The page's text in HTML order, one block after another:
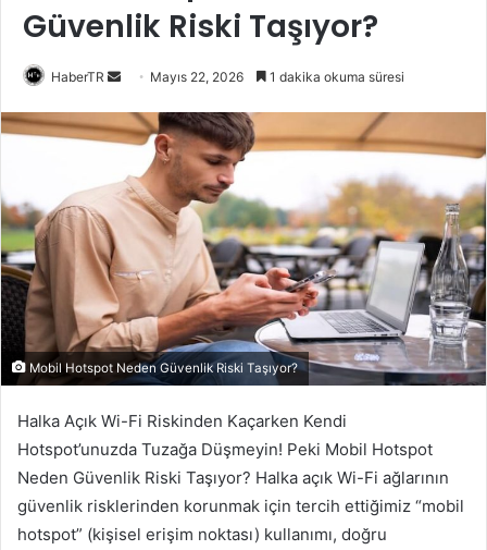
Güvenlik Riski Taşıyor?
HaberTR
Bir
posta
göndermek
Mayıs 22, 2026 1 dakika okuma süresi
Mobil Hotspot Neden Güvenlik Riski Taşıyor?
Halka Açık Wi-Fi Riskinden Kaçarken Kendi
Hotspot’unuzda Tuzağa Düşmeyin! Peki Mobil Hotspot
Neden Güvenlik Riski Taşıyor? Halka açık Wi-Fi ağlarının
güvenlik risklerinden korunmak için tercih ettiğimiz “mobil
hotspot” (kişisel erişim noktası) kullanımı, doğru